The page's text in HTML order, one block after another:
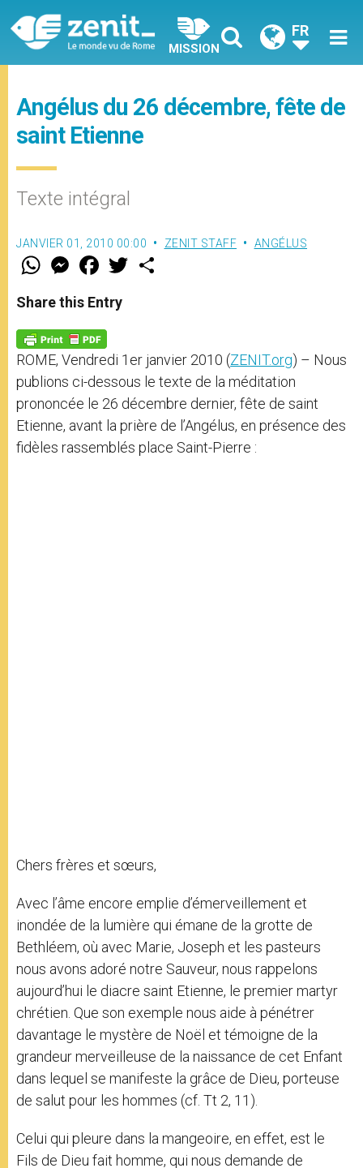
MISSION
FR
Angélus du 26 décembre, fête de
saint Etienne
Texte intégral
JANVIER 01, 2010 00:00 ZENIT STAFF ANGÉLUS
W
t
s
p
p
M
e
s
e
g
e
r
F
a
e
b
o
k
w
Share this Entry
ROME, Vendredi 1er janvier 2010 (ZENIT.org) – Nous
publions ci-dessous le texte de la méditation
prononcée le 26 décembre dernier, fête de saint
Etienne, avant la prière de l’Angélus, en présence des
fidèles rassemblés place Saint-Pierre :
Chers frères et sœurs,
Avec l’âme encore emplie d’émerveillement et
inondée de la lumière qui émane de la grotte de
Bethléem, où avec Marie, Joseph et les pasteurs
nous avons adoré notre Sauveur, nous rappelons
aujourd’hui le diacre saint Etienne, le premier martyr
chrétien. Que son exemple nous aide à pénétrer
davantage le mystère de Noël et témoigne de la
grandeur merveilleuse de la naissance de cet Enfant
dans lequel se manifeste la grâce de Dieu, porteuse
de salut pour les hommes (cf. Tt 2, 11).
Celui qui pleure dans la mangeoire, en effet, est le
Fils de Dieu fait homme, qui nous demande de